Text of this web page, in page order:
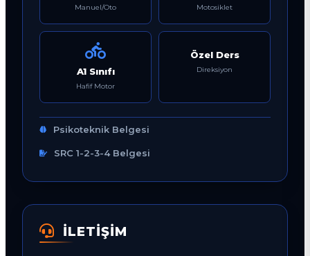
Manuel/Oto Motosiklet
A1 Sınıfı
Hafif Motor
Özel Ders
Direksiyon
Psikoteknik Belgesi
SRC 1-2-3-4 Belgesi
İLETİŞİM